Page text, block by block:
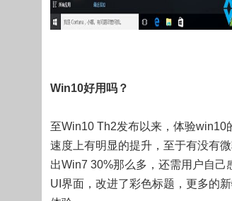
Win10好用吗？
至Win10 Th2发布以来，体验win10
速度上有明显的提升，至于有没有
出Win7 30%那么多，还需用户自己
UI界面，改进了彩色标题，更多的